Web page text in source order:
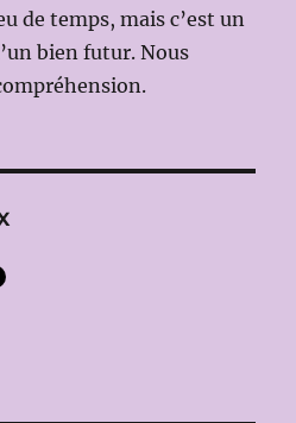
scène:
Brigitte
FASSBAENDER)
de temps, mais c’est un
bien futur. Nous